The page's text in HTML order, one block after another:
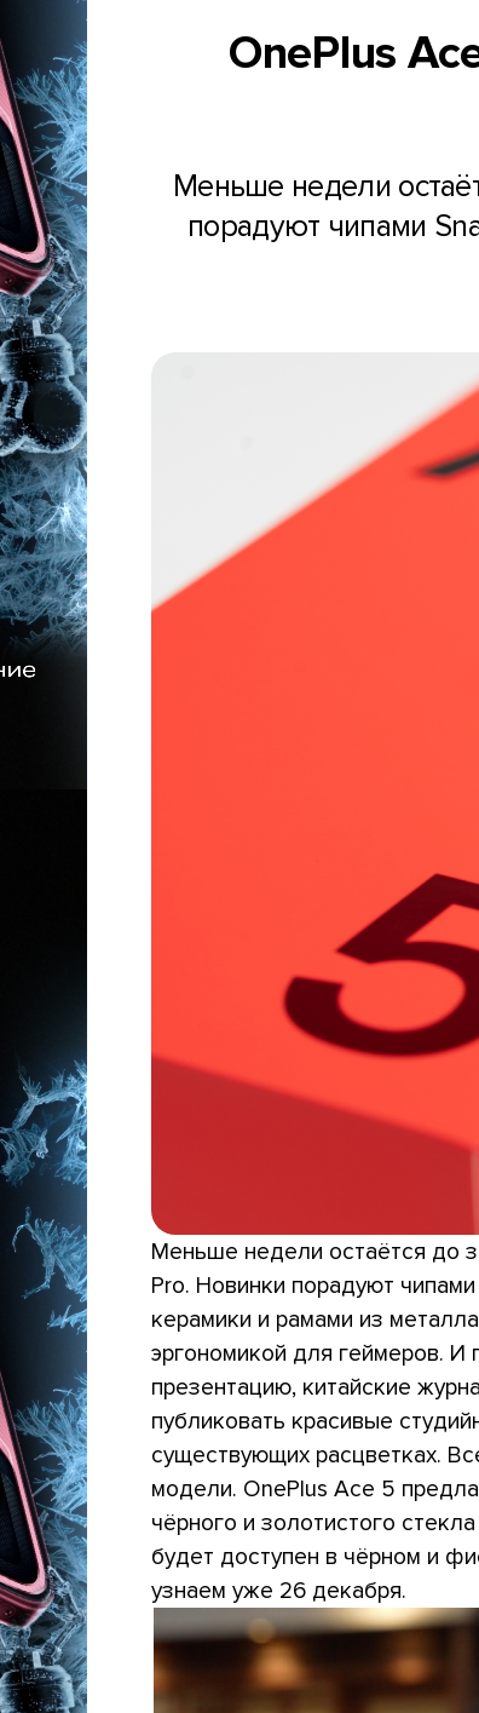
OnePlus
Меньше недели
порадуют чипами
Меньше недели остаётся до
Pro. Новинки порадуют
керамики и рамами из
эргономикой для геймеров.
презентацию, китайские
публиковать красивые
существующих расцветках.
модели. OnePlus Ace 5
чёрного и золотистого
будет доступен в чёрном и
узнаем уже 26 декабря.